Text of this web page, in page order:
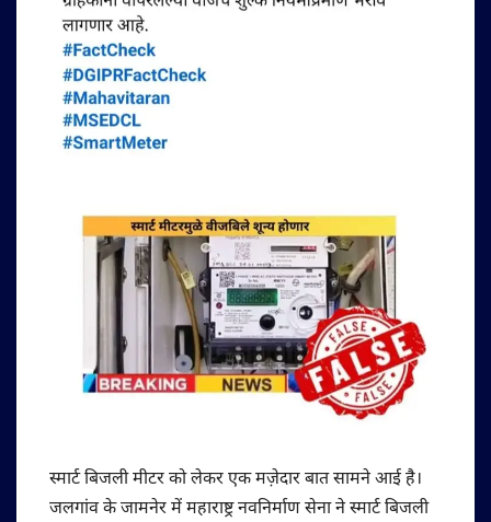
स्मार्ट बिजली मीटर को लेकर एक मज़ेदार बात सामने आई है।
जलगांव के जामनेर में महाराष्ट्र नवनिर्माण सेना ने स्मार्ट बिजली